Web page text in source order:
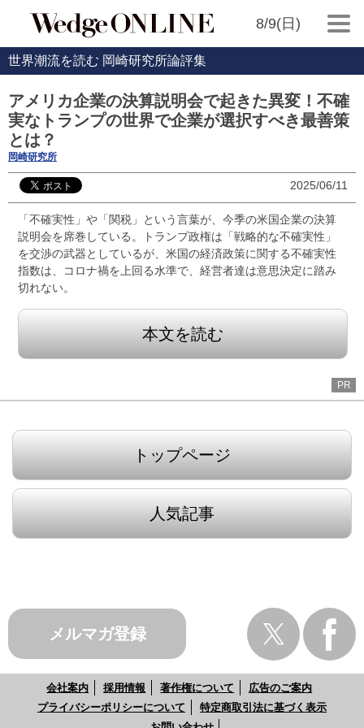
8/9(日)
世界潮流を読む 岡崎研究所論評集
アメリカ企業の決算説明会で起きた異変！不確
実なトランプの世界で企業が選択すべき最善策
とは？
岡崎研究所
2025/06/11
「不確実性」や「関税」という言葉が、今季の米国企業の決算
説明会を席巻している。トランプ政権は「戦略的な不確実性」
を交渉の武器としているが、米国の経済政策に関する不確実性
指数は、コロナ禍を上回る水準で、経営者達は意思決定に踏み
切れない。
本文を読む
PR
トップページ
人気記事
メルマガ登録
会社案内 採用情報 著作権について
広告のご案内
プライバシーポリシーについて
特定商取引法に基づく表示